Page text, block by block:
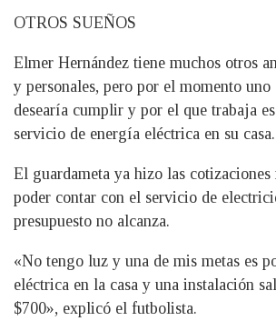
OTROS SUEÑOS
Elmer Hernández tiene muchos otros
y personales, pero por el momento uno
desearía cumplir y por el que trabaja
servicio de energía eléctrica en su casa.
El guardameta ya hizo las cotizaciones
poder contar con el servicio de
presupuesto no alcanza.
«No tengo luz y una de mis metas es
eléctrica en la casa y una instalación
$700», explicó el futbolista.